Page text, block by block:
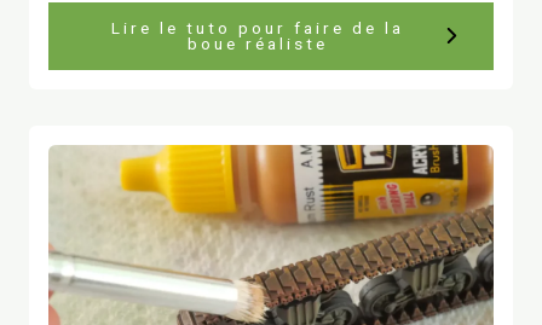
Lire le tuto pour faire de la
boue réaliste